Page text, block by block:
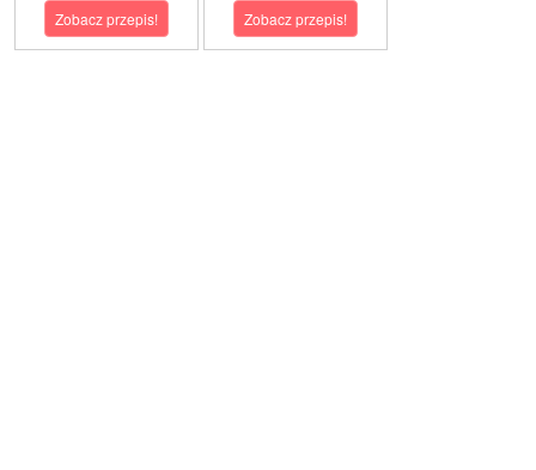
Zobacz przepis! Zobacz przepis!